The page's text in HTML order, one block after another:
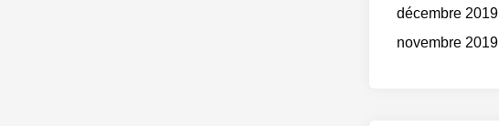
décembre 2019
novembre 2019